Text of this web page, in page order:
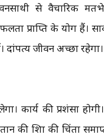
से वैचारिक
सफलता प्राप्ति के योग हैं।
जीवन अच्छा रहेगा।
कार्य की प्रशंसा
की शिक्षा की चिंता